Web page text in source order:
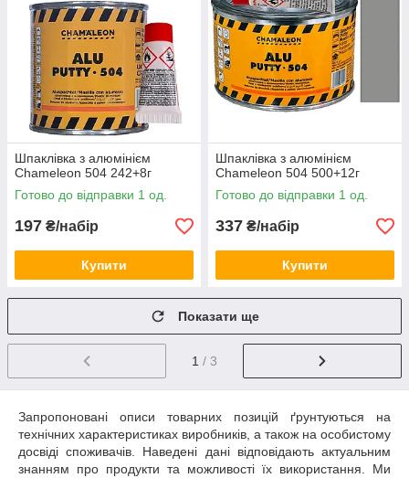
Шпаклівка з алюмінієм
Chameleon 504 242+8г
Готово до відправки 1 од.
197 ₴/набір
Купити
Шпаклівка з алюмінієм
Chameleon 504 500+12г
Готово до відправки 1 од.
337 ₴/набір
Купити
Показати ще
1 / 3
Запропоновані описи товарних позицій ґрунтуються на
технічних характеристиках виробників, а також на особистому
досвіді споживачів. Наведені дані відповідають актуальним
знанням про продукти та можливості їх використання. Ми